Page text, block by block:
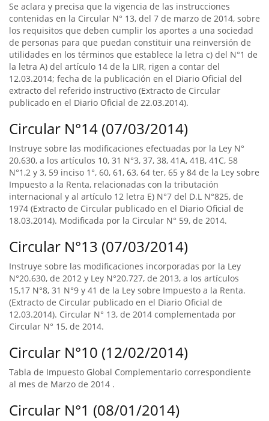
Se aclara y precisa que la vigencia de las instrucciones
contenidas en la Circular N° 13, del 7 de marzo de 2014, sobre
los requisitos que deben cumplir los aportes a una sociedad
de personas para que puedan constituir una reinversión de
utilidades en los términos que establece la letra c) del N°1 de
la letra A) del artículo 14 de la LIR, rigen a contar del
12.03.2014; fecha de la publicación en el Diario Oficial del
extracto del referido instructivo (Extracto de Circular
publicado en el Diario Oficial de 22.03.2014).
Circular N°14 (07/03/2014)
Instruye sobre las modificaciones efectuadas por la Ley N°
20.630, a los artículos 10, 31 N°3, 37, 38, 41A, 41B, 41C, 58
N°1,2 y 3, 59 inciso 1°, 60, 61, 63, 64 ter, 65 y 84 de la Ley sobre
Impuesto a la Renta, relacionadas con la tributación
internacional y al artículo 12 letra E) N°7 del D.L N°825, de
1974 (Extracto de Circular publicado en el Diario Oficial de
18.03.2014). Modificada por la Circular N° 59, de 2014.
Circular N°13 (07/03/2014)
Instruye sobre las modificaciones incorporadas por la Ley
N°20.630, de 2012 y Ley N°20.727, de 2013, a los artículos
15,17 N°8, 31 N°9 y 41 de la Ley sobre Impuesto a la Renta.
(Extracto de Circular publicado en el Diario Oficial de
12.03.2014). Circular N° 13, de 2014 complementada por
Circular N° 15, de 2014.
Circular N°10 (12/02/2014)
Tabla de Impuesto Global Complementario correspondiente
al mes de Marzo de 2014 .
Circular N°1 (08/01/2014)